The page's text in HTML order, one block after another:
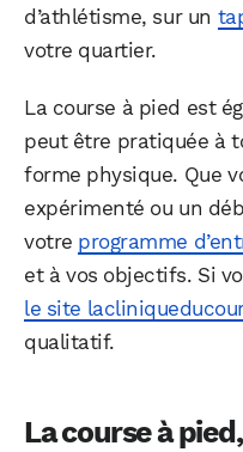
d’athlétisme, sur un
votre quartier.
La course à pied est
peut être pratiquée à
forme physique. Que
expérimenté ou un
votre programme
et à vos objectifs. Si
le site
qualitatif.
La course à